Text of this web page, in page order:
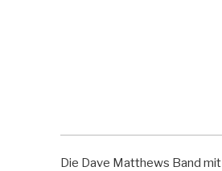
Die Dave Matthews Band mit